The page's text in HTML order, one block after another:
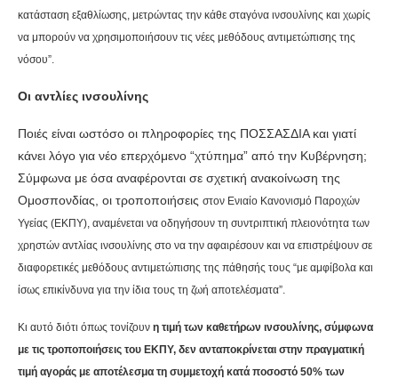
κατάσταση εξαθλίωσης, μετρώντας την κάθε σταγόνα ινσουλίνης και χωρίς
να μπορούν να χρησιμοποιήσουν τις νέες μεθόδους αντιμετώπισης της
νόσου”.
Οι αντλίες ινσουλίνης
Ποιές είναι ωστόσο οι πληροφορίες της ΠΟΣΣΑΣΔΙΑ και γιατί
κάνει λόγο για νέο επερχόμενο “χτύπημα” από την Κυβέρνηση;
Σύμφωνα με όσα αναφέρονται σε σχετική ανακοίνωση της
Ομοσπονδίας, οι τροποποιήσεις στον Ενιαίο Κανονισμό Παροχών
Υγείας (ΕΚΠΥ), αναμένεται να οδηγήσουν τη συντριπτική πλειονότητα των
χρηστών αντλίας ινσουλίνης στο να την αφαιρέσουν και να επιστρέψουν σε
διαφορετικές μεθόδους αντιμετώπισης της πάθησής τους “με αμφίβολα και
ίσως επικίνδυνα για την ίδια τους τη ζωή αποτελέσματα”.
Κι αυτό διότι όπως τονίζουν η τιμή των καθετήρων ινσουλίνης, σύμφωνα
με τις τροποποιήσεις του ΕΚΠΥ, δεν ανταποκρίνεται στην πραγματική
τιμή αγοράς με αποτέλεσμα τη συμμετοχή κατά ποσοστό 50% των